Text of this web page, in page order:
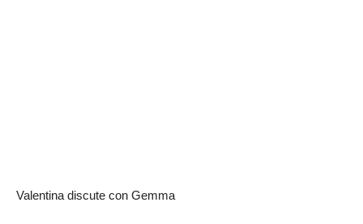
Valentina discute con Gemma